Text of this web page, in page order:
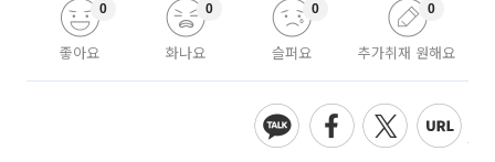
좋아요
0
화나요
0
슬퍼요
0
추가취재 원해요
0